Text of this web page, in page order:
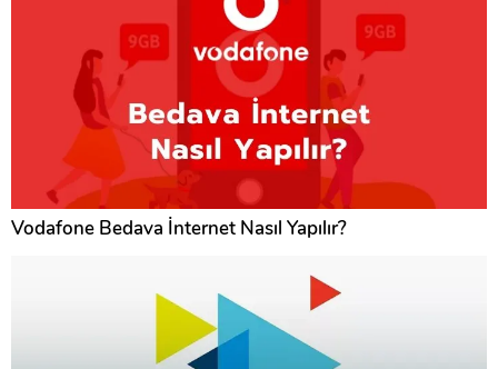
Vodafone Bedava İnternet Nasıl Yapılır?